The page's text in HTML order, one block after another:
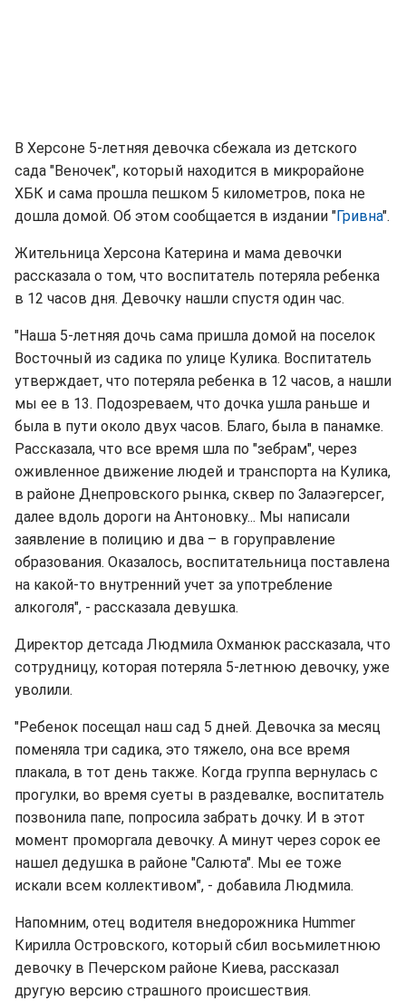
В Херсоне 5-летняя девочка сбежала из детского
сада "Веночек", который находится в микрорайоне
ХБК и сама прошла пешком 5 километров, пока не
дошла домой. Об этом сообщается в издании "Гривна".
Жительница Херсона Катерина и мама девочки
рассказала о том, что воспитатель потеряла ребенка
в 12 часов дня. Девочку нашли спустя один час.
"Наша 5-летняя дочь сама пришла домой на поселок
Восточный из садика по улице Кулика. Воспитатель
утверждает, что потеряла ребенка в 12 часов, а нашли
мы ее в 13. Подозреваем, что дочка ушла раньше и
была в пути около двух часов. Благо, была в панамке.
Рассказала, что все время шла по "зебрам", через
оживленное движение людей и транспорта на Кулика,
в районе Днепровского рынка, сквер по Залаэгерсег,
далее вдоль дороги на Антоновку... Мы написали
заявление в полицию и два – в горуправление
образования. Оказалось, воспитательница поставлена
на какой-то внутренний учет за употребление
алкоголя", - рассказала девушка.
Директор детсада Людмила Охманюк рассказала, что
сотрудницу, которая потеряла 5-летнюю девочку, уже
уволили.
"Ребенок посещал наш сад 5 дней. Девочка за месяц
поменяла три садика, это тяжело, она все время
плакала, в тот день также. Когда группа вернулась с
прогулки, во время суеты в раздевалке, воспитатель
позвонила папе, попросила забрать дочку. И в этот
момент проморгала девочку. А минут через сорок ее
нашел дедушка в районе "Салюта". Мы ее тоже
искали всем коллективом", - добавила Людмила.
Напомним, отец водителя внедорожника Hummer
Кирилла Островского, который сбил восьмилетнюю
девочку в Печерском районе Киева, рассказал
другую версию страшного происшествия.